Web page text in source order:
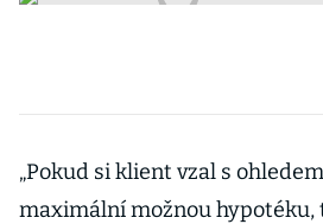
„Pokud si klient vzal s
maximální možnou hypotéku,